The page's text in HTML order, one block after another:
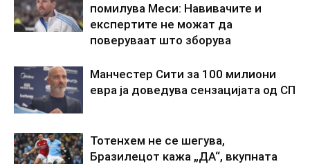
помилува Меси: Навивачите и
експертите не можат да
поверуваат што зборува
Манчестер Сити за 100 милиони
евра ја доведува сензацијата од СП
Тотенхем не се шегува,
Бразилецот кажа „ДА“, вкупната